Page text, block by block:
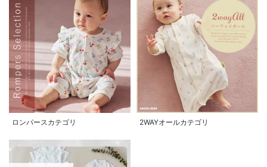
ロンパースカテゴリ 2WAYオールカテゴリ